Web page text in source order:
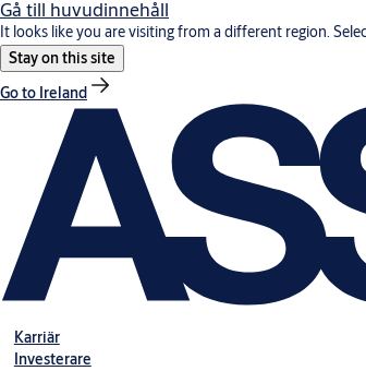
Gå till huvudinnehåll
It looks like you are visiting from a different region.
Stay on this site
Go to Ireland
Karriär
Investerare